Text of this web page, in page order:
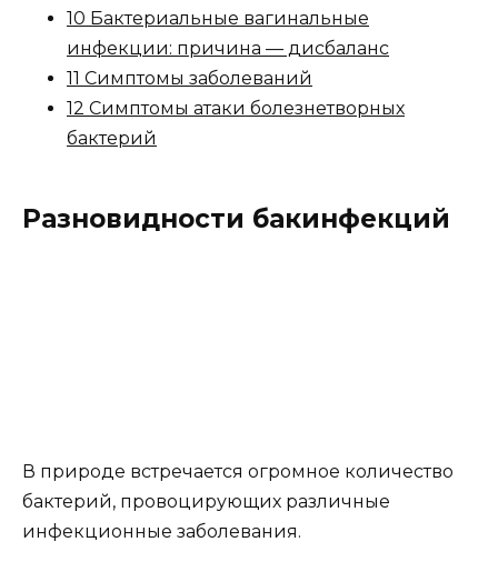
10 Бактериальные вагинальные
инфекции: причина — дисбаланс
11 Симптомы заболеваний
12 Симптомы атаки болезнетворных
бактерий
Разновидности бакинфекций
В природе встречается огромное количество
бактерий, провоцирующих различные
инфекционные заболевания.